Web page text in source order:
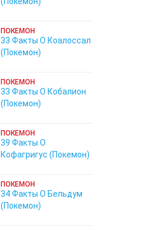
ПОКЕМОН
33 Факты О Коалоссал
(Покемон)
ПОКЕМОН
33 Факты О Кобалион
(Покемон)
ПОКЕМОН
39 Факты О
Кофагригус (Покемон)
ПОКЕМОН
34 Факты О Бельдум
(Покемон)